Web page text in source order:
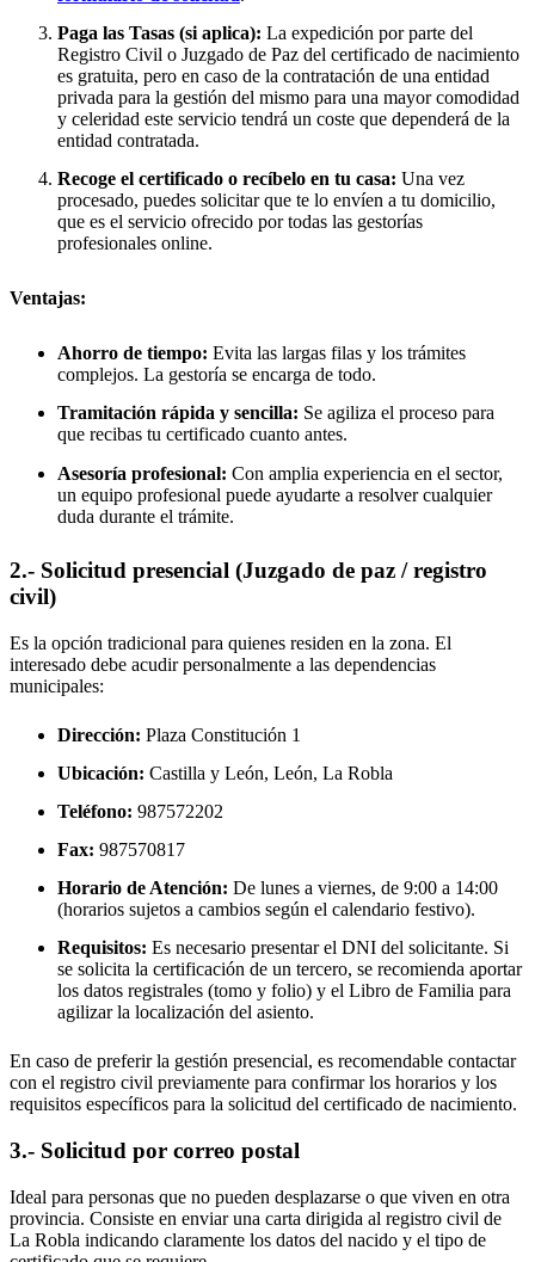
Paga las Tasas (si aplica): La expedición por parte del
Registro Civil o Juzgado de Paz del certificado de nacimiento
es gratuita, pero en caso de la contratación de una entidad
privada para la gestión del mismo para una mayor comodidad
y celeridad este servicio tendrá un coste que dependerá de la
entidad contratada.
Recoge el certificado o recíbelo en tu casa: Una vez
procesado, puedes solicitar que te lo envíen a tu domicilio,
que es el servicio ofrecido por todas las gestorías
profesionales online.
Ventajas:
Ahorro de tiempo: Evita las largas filas y los trámites
complejos. La gestoría se encarga de todo.
Tramitación rápida y sencilla: Se agiliza el proceso para
que recibas tu certificado cuanto antes.
Asesoría profesional: Con amplia experiencia en el sector,
un equipo profesional puede ayudarte a resolver cualquier
duda durante el trámite.
2.- Solicitud presencial (Juzgado de paz / registro
civil)
Es la opción tradicional para quienes residen en la zona. El
interesado debe acudir personalmente a las dependencias
municipales:
Dirección: Plaza Constitución 1
Ubicación: Castilla y León, León, La Robla
Teléfono: 987572202
Fax: 987570817
Horario de Atención: De lunes a viernes, de 9:00 a 14:00
(horarios sujetos a cambios según el calendario festivo).
Requisitos: Es necesario presentar el DNI del solicitante. Si
se solicita la certificación de un tercero, se recomienda aportar
los datos registrales (tomo y folio) y el Libro de Familia para
agilizar la localización del asiento.
En caso de preferir la gestión presencial, es recomendable contactar
con el registro civil previamente para confirmar los horarios y los
requisitos específicos para la solicitud del certificado de nacimiento.
3.- Solicitud por correo postal
Ideal para personas que no pueden desplazarse o que viven en otra
provincia. Consiste en enviar una carta dirigida al registro civil de
La Robla indicando claramente los datos del nacido y el tipo de